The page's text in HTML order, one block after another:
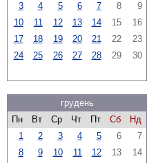
3
4 5 6 7 8
9
10
11 12 13 14 15
16
17
18 19 20 21 22
23
24
25 26 27 28 29 30
грудень
Пн
Вт Ср Чт Пт Сб
Нд
1
2 3 4 5 6
7
8
9 10 11 12 13
14